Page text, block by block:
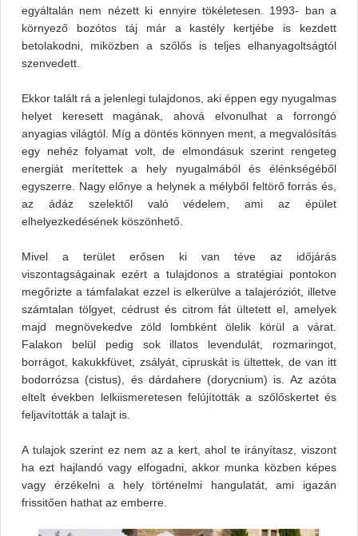
egyáltalán nem nézett ki ennyire tökéletesen. 1993- ban a
környező bozótos táj már a kastély kertjébe is kezdett
betolakodni, miközben a szőlős is teljes elhanyagoltságtól
szenvedett.
Ekkor talált rá a jelenlegi tulajdonos, aki éppen egy nyugalmas
helyet keresett magának, ahová elvonulhat a forrongó
anyagias világtól. Míg a döntés könnyen ment, a megvalósítás
egy nehéz folyamat volt, de elmondásuk szerint rengeteg
energiát merítettek a hely nyugalmából és élénkségéből
egyszerre. Nagy előnye a helynek a mélyből feltörő forrás és,
az ádáz szelektől való védelem, ami az épület
elhelyezkedésének köszönhető.
Mivel a terület erősen ki van téve az időjárás
viszontagságainak ezért a tulajdonos a stratégiai pontokon
megőrizte a támfalakat ezzel is elkerülve a talajeróziót, illetve
számtalan tölgyet, cédrust és citrom fát ültetett el, amelyek
majd megnövekedve zöld lombként ölelik körül a várat.
Falakon belül pedig sok illatos levendulát, rozmaringot,
borrágot, kakukkfüvet, zsályát, cipruskát is ültettek, de van itt
bodorrózsa (cistus), és dárdahere (dorycnium) is. Az azóta
eltelt években lelkiismeretesen felújították a szőlőskertet és
feljavították a talajt is.
A tulajok szerint ez nem az a kert, ahol te irányítasz, viszont
ha ezt hajlandó vagy elfogadni, akkor munka közben képes
vagy érzékelni a hely történelmi hangulatát, ami igazán
frissitően hathat az emberre.